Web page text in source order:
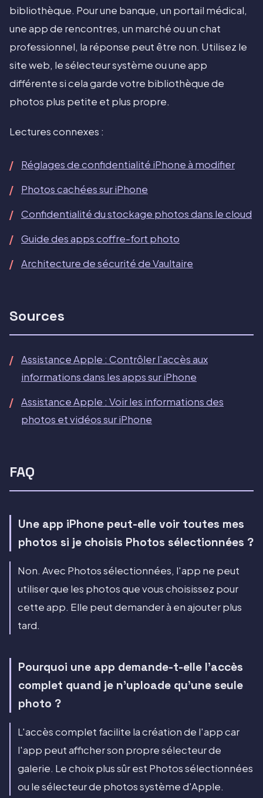
bibliothèque. Pour une banque, un portail médical,
une app de rencontres, un marché ou un chat
professionnel, la réponse peut être non. Utilisez le
site web, le sélecteur système ou une app
différente si cela garde votre bibliothèque de
photos plus petite et plus propre.
Lectures connexes :
Réglages de confidentialité iPhone à modifier
Photos cachées sur iPhone
Confidentialité du stockage photos dans le cloud
Guide des apps coffre-fort photo
Architecture de sécurité de Vaultaire
Sources
Assistance Apple : Contrôler l'accès aux
informations dans les apps sur iPhone
Assistance Apple : Voir les informations des
photos et vidéos sur iPhone
FAQ
Une app iPhone peut-elle voir toutes mes
photos si je choisis Photos sélectionnées ?
Non. Avec Photos sélectionnées, l'app ne peut
utiliser que les photos que vous choisissez pour
cette app. Elle peut demander à en ajouter plus
tard.
Pourquoi une app demande-t-elle l'accès
complet quand je n'uploade qu'une seule
photo ?
L'accès complet facilite la création de l'app car
l'app peut afficher son propre sélecteur de
galerie. Le choix plus sûr est Photos sélectionnées
ou le sélecteur de photos système d'Apple.